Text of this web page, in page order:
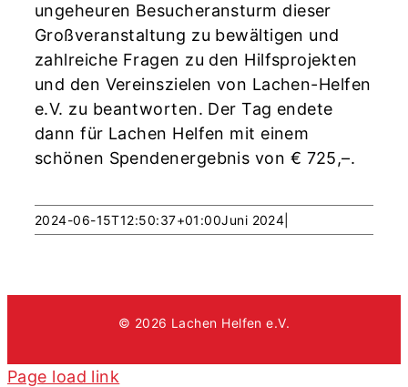
ungeheuren Besucheransturm dieser
Großveranstaltung zu bewältigen und
zahlreiche Fragen zu den Hilfsprojekten
und den Vereinszielen von Lachen-Helfen
e.V. zu beantworten. Der Tag endete
dann für Lachen Helfen mit einem
schönen Spendenergebnis von € 725,–.
2024-06-15T12:50:37+01:00Juni 2024
© 2026 Lachen Helfen e.V.
Page load link